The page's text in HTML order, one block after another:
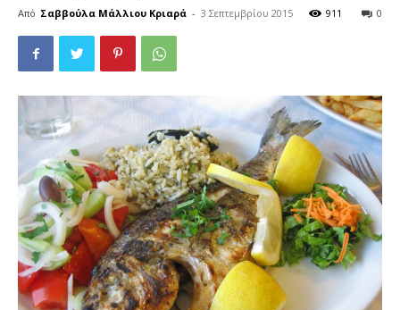
Από Σαββούλα Μάλλιου Κριαρά - 3 Σεπτεμβρίου 2015 0
911